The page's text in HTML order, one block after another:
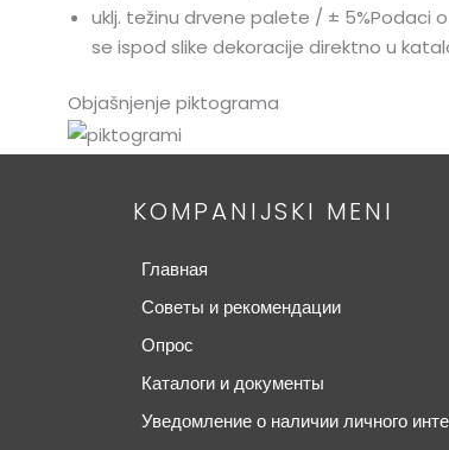
uklj. težinu drvene palete / ± 5%Podaci
se ispod slike dekoracije direktno u
Objašnjenje piktograma
KOMPANIJSKI MENI
Главная
Советы и рекомендации
Опрос
Каталоги и документы
Уведомление о наличии личного